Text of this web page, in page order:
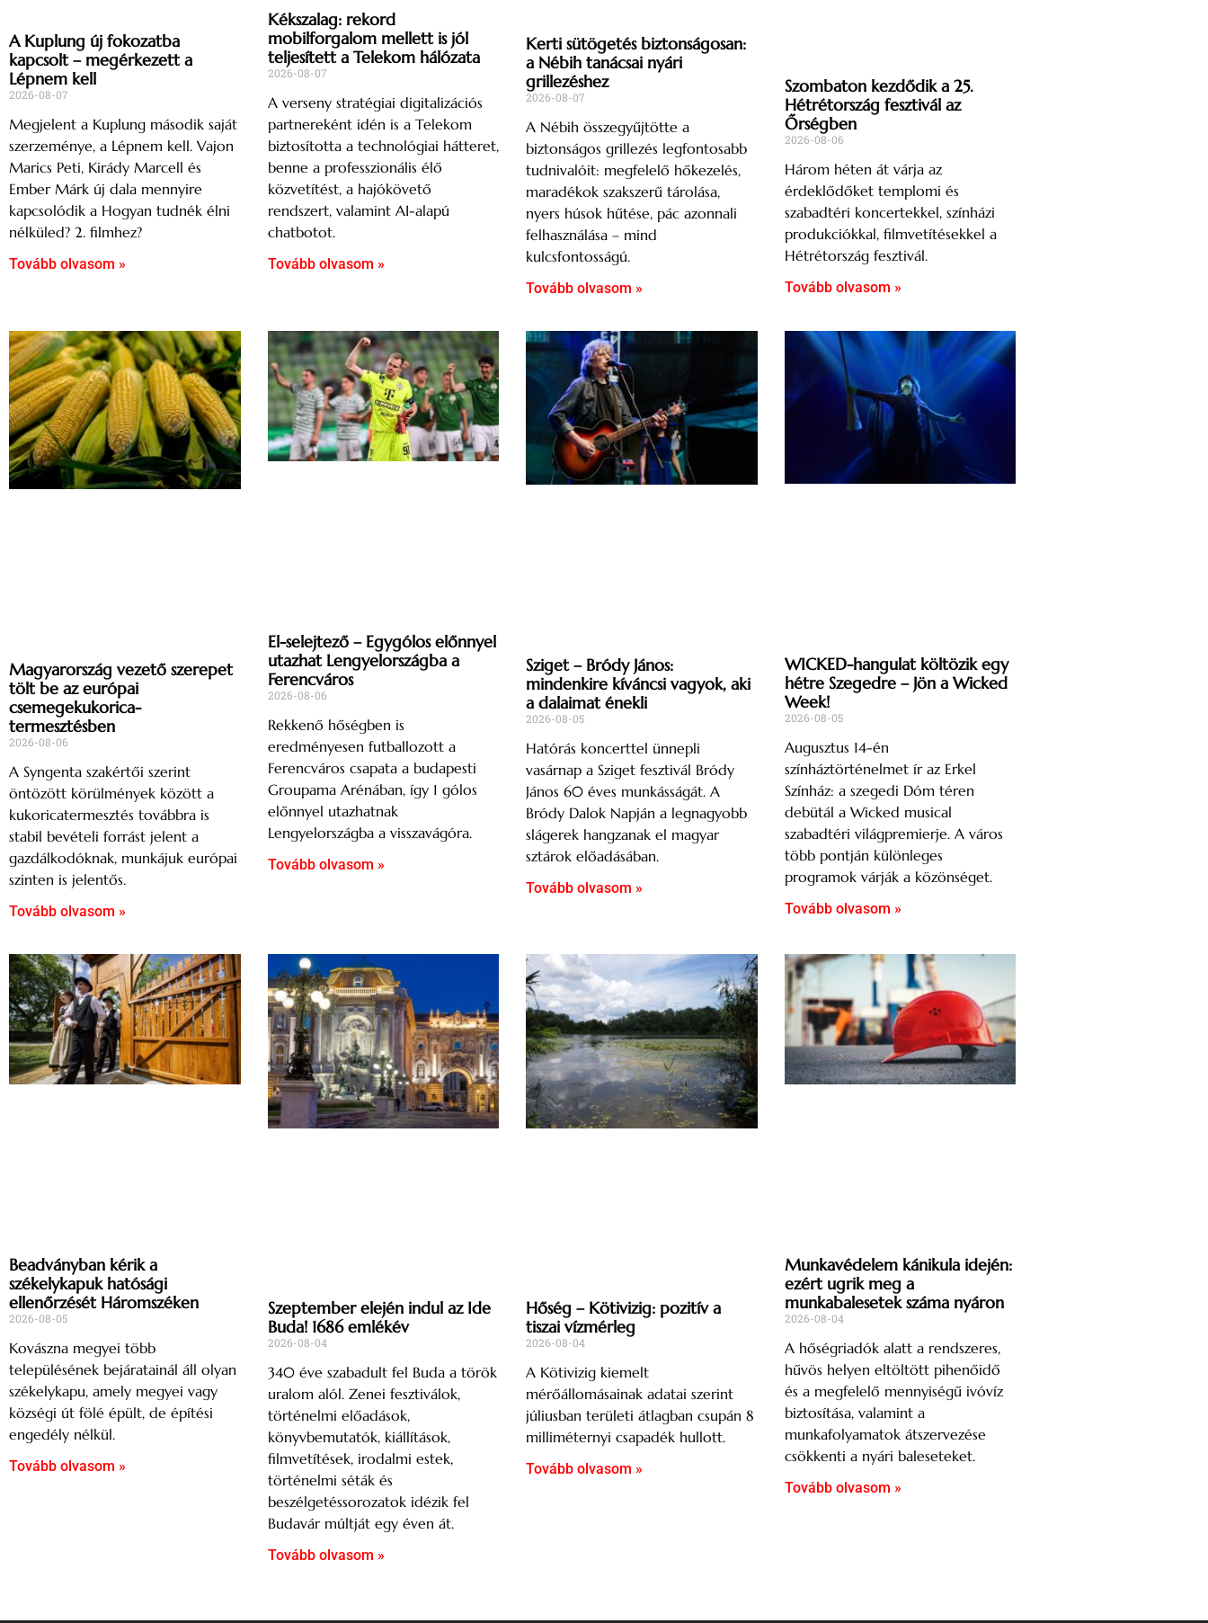
A Kuplung új fokozatba
kapcsolt – megérkezett a
Lépnem kell
2026-08-07
Megjelent a Kuplung második saját
szerzeménye, a Lépnem kell. Vajon
Marics Peti, Kirády Marcell és
Ember Márk új dala mennyire
kapcsolódik a Hogyan tudnék élni
nélküled? 2. filmhez?
Tovább olvasom »
Kékszalag: rekord
mobilforgalom mellett is jól
teljesített a Telekom hálózata
2026-08-07
A verseny stratégiai digitalizációs
partnereként idén is a Telekom
biztosította a technológiai hátteret,
benne a professzionális élő
közvetítést, a hajókövető
rendszert, valamint AI-alapú
chatbotot.
Tovább olvasom »
Kerti sütögetés biztonságosan:
a Nébih tanácsai nyári
grillezéshez
2026-08-07
A Nébih összegyűjtötte a
biztonságos grillezés legfontosabb
tudnivalóit: megfelelő hőkezelés,
maradékok szakszerű tárolása,
nyers húsok hűtése, pác azonnali
felhasználása – mind
kulcsfontosságú.
Tovább olvasom »
Szombaton kezdődik a 25.
Hétrétország fesztivál az
Őrségben
2026-08-06
Három héten át várja az
érdeklődőket templomi és
szabadtéri koncertekkel, színházi
produkciókkal, filmvetítésekkel a
Hétrétország fesztivál.
Tovább olvasom »
Magyarország vezető szerepet
tölt be az európai
csemegekukorica-
termesztésben
2026-08-06
A Syngenta szakértői szerint
öntözött körülmények között a
kukoricatermesztés továbbra is
stabil bevételi forrást jelent a
gazdálkodóknak, munkájuk európai
szinten is jelentős.
Tovább olvasom »
El-selejtező – Egygólos előnnyel
utazhat Lengyelországba a
Ferencváros
2026-08-06
Rekkenő hőségben is
eredményesen futballozott a
Ferencváros csapata a budapesti
Groupama Arénában, így 1 gólos
előnnyel utazhatnak
Lengyelországba a visszavágóra.
Tovább olvasom »
Sziget – Bródy János:
mindenkire kíváncsi vagyok, aki
a dalaimat énekli
2026-08-05
Hatórás koncerttel ünnepli
vasárnap a Sziget fesztivál Bródy
János 60 éves munkásságát. A
Bródy Dalok Napján a legnagyobb
slágerek hangzanak el magyar
sztárok előadásában.
Tovább olvasom »
WICKED-hangulat költözik egy
hétre Szegedre – Jön a Wicked
Week!
2026-08-05
Augusztus 14-én
színháztörténelmet ír az Erkel
Színház: a szegedi Dóm téren
debütál a Wicked musical
szabadtéri világpremierje. A város
több pontján különleges
programok várják a közönséget.
Tovább olvasom »
Beadványban kérik a
székelykapuk hatósági
ellenőrzését Háromszéken
2026-08-05
Kovászna megyei több
településének bejáratainál áll olyan
székelykapu, amely megyei vagy
községi út fölé épült, de építési
engedély nélkül.
Tovább olvasom »
Szeptember elején indul az Ide
Buda! 1686 emlékév
2026-08-04
340 éve szabadult fel Buda a török
uralom alól. Zenei fesztiválok,
történelmi előadások,
könyvbemutatók, kiállítások,
filmvetítések, irodalmi estek,
történelmi séták és
beszélgetéssorozatok idézik fel
Budavár múltját egy éven át.
Tovább olvasom »
Hőség – Kötivizig: pozitív a
tiszai vízmérleg
2026-08-04
A Kötivizig kiemelt
mérőállomásainak adatai szerint
júliusban területi átlagban csupán 8
milliméternyi csapadék hullott.
Tovább olvasom »
Munkavédelem kánikula idején:
ezért ugrik meg a
munkabalesetek száma nyáron
2026-08-04
A hőségriadók alatt a rendszeres,
hűvös helyen eltöltött pihenőidő
és a megfelelő mennyiségű ivóvíz
biztosítása, valamint a
munkafolyamatok átszervezése
csökkenti a nyári baleseteket.
Tovább olvasom »